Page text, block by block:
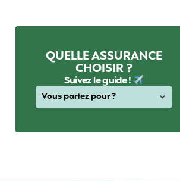
QUELLE ASSURANCE
CHOISIR ?
Suivez le guide !